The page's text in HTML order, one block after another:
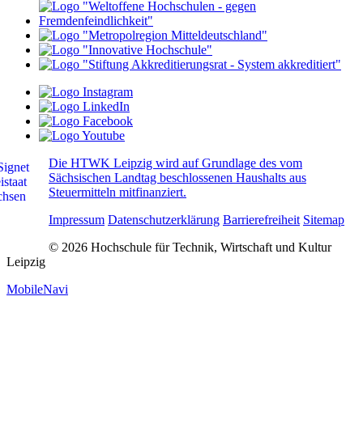
Die HTWK Leipzig wird auf Grundlage des vom
Sächsischen Landtag beschlossenen Haushalts aus
Steuermitteln mitfinanziert.
Impressum Datenschutzerklärung Barrierefreiheit Sitemap
© 2026 Hochschule für Technik, Wirtschaft und Kultur
Leipzig
MobileNavi